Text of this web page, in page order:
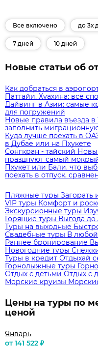
Все включено до 3х
7 дней 10 дней
Новые статьи об
Как добраться в
Паттайи, Хуахина: все
Дайвинг в Азии: самые
для погружений
Новые правила въезда в
заполнить
Куда лучше поехать в
в Дубае или на Пхукете
Сонгкран - тайский
празднуют самый
Пхукет или Бали, что
поехать в отпуск,
Пляжные туры Загорать
VIP туры Комфорт и
Экскурсионные туры
Горящие туры Выгода до
Туры на выходные
Свадебные туры В
Раннее бронирование
Новогодние туры
Туры в кредит Отдыхай
Горнолыжные туры
Отдых с детьми Отдых с
Морские круизы
Цены на туры по
ценой
Январь
от 141 522 ₽